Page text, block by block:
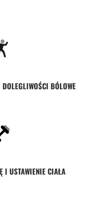
BÓLOWE
I USTAWIENIE CIAŁA